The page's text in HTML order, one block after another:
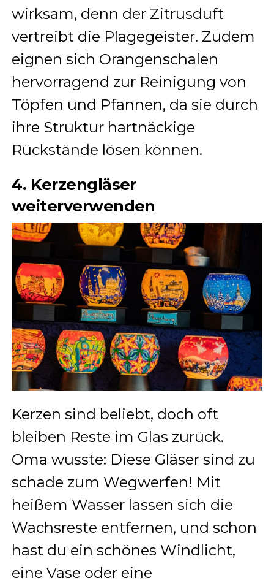
wirksam, denn der Zitrusduft
vertreibt die Plagegeister. Zudem
eignen sich Orangenschalen
hervorragend zur Reinigung von
Töpfen und Pfannen, da sie durch
ihre Struktur hartnäckige
Rückstände lösen können.
4. Kerzengläser
weiterverwenden
Kerzen sind beliebt, doch oft
bleiben Reste im Glas zurück.
Oma wusste: Diese Gläser sind zu
schade zum Wegwerfen! Mit
heißem Wasser lassen sich die
Wachsreste entfernen, und schon
hast du ein schönes Windlicht,
eine Vase oder eine